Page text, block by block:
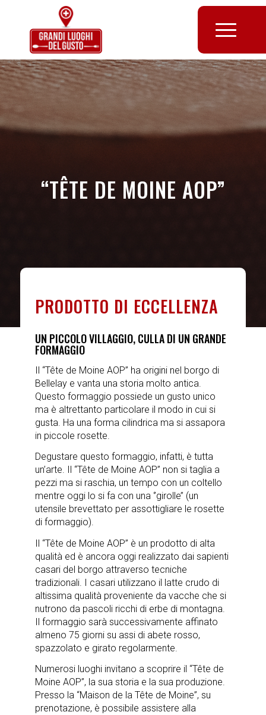
“TÊTE DE MOINE AOP”
PRODOTTO DI ECCELLENZA
UN PICCOLO VILLAGGIO, CULLA DI UN GRANDE
FORMAGGIO
Il “Tête de Moine AOP” ha origini nel borgo di
Bellelay e vanta una storia molto antica.
Questo formaggio possiede un gusto unico
ma è altrettanto particolare il modo in cui si
gusta. Ha una forma cilindrica ma si assapora
in piccole rosette.
Degustare questo formaggio, infatti, è tutta
un’arte. Il “Tête de Moine AOP” non si taglia a
pezzi ma si raschia, un tempo con un coltello
mentre oggi lo si fa con una ‘’girolle’’ (un
utensile brevettato per assottigliare le rosette
di formaggio).
Il “Tête de Moine AOP” è un prodotto di alta
qualità ed è ancora oggi realizzato dai sapienti
casari del borgo attraverso tecniche
tradizionali. I casari utilizzano il latte crudo di
altissima qualità proveniente da vacche che si
nutrono da pascoli ricchi di erbe di montagna.
Il formaggio sarà successivamente affinato
almeno 75 giorni su assi di abete rosso,
spazzolato e girato regolarmente.
Numerosi luoghi invitano a scoprire il “Tête de
Moine AOP”, la sua storia e la sua produzione.
Presso la “Maison de la Tête de Moine”, su
prenotazione, è possibile assistere alla